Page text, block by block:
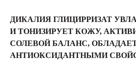
ДИКАЛИЯ ГЛИЦИРРИЗАТ
И ТОНИЗИРУЕТ КОЖУ,
СОЛЕВОЙ БАЛАНС,
АНТИОКСИДАНТНЫМИ